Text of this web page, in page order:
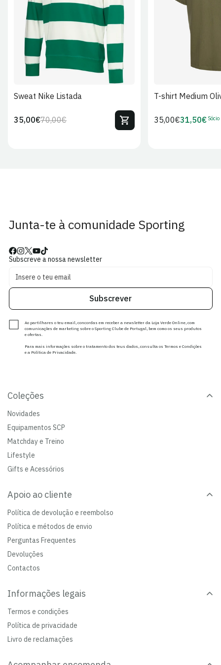
S XL 2XL
Sweat Nike Listada
Preço
70,00€Preço
35,00€
T-shirt Medium
Preço
35,00€Preço
31,50€ Sócio
Junta-te à comunidade Sporting
Subscreve a nossa newsletter
Subscrever
Ao partilhares o teu email, concordas em receber a newsletter da Loja Verde Online, com
comunicações de marketing sobre o Sporting Clube de Portugal, bem como os seus produtos
e ofertas.
Para mais informações sobre o tratamento dos teus dados, consulta os Termos e Condições
e a Política de Privacidade.
Coleções
Novidades
Equipamentos SCP
Matchday e Treino
Lifestyle
Gifts e Acessórios
Apoio ao cliente
Política de devolução e reembolso
Política e métodos de envio
Perguntas Frequentes
Devoluções
Contactos
Informações legais
Termos e condições
Política de privacidade
Livro de reclamações